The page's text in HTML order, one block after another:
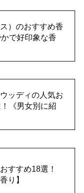
）のおすすめ香
で好印象な香
ッディの人気お
《男女別に紹
すすめ18選！
り】